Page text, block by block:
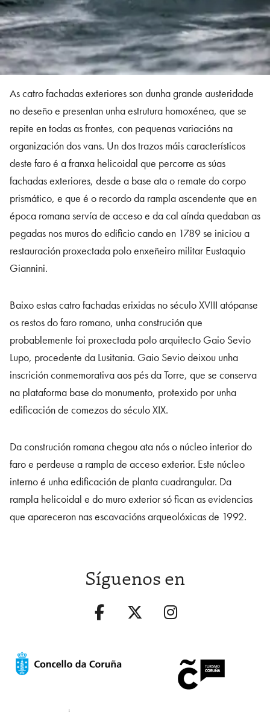
As catro fachadas exteriores son dunha grande austeridade
no deseño e presentan unha estrutura homoxénea, que se
repite en todas as frontes, con pequenas variacións na
organización dos vans. Un dos trazos máis característicos
deste faro é a franxa helicoidal que percorre as súas
fachadas exteriores, desde a base ata o remate do corpo
prismático, e que é o recordo da rampla ascendente que en
época romana servía de acceso e da cal aínda quedaban as
pegadas nos muros do edificio cando en 1789 se iniciou a
restauración proxectada polo enxeñeiro militar Eustaquio
Giannini.
Baixo estas catro fachadas erixidas no século XVIII atópanse
os restos do faro romano, unha construción que
probablemente foi proxectada polo arquitecto Gaio Sevio
Lupo, procedente da Lusitania. Gaio Sevio deixou unha
inscrición conmemorativa aos pés da Torre, que se conserva
na plataforma base do monumento, protexido por unha
edificación de comezos do século XIX.
Da construción romana chegou ata nós o núcleo interior do
faro e perdeuse a rampla de acceso exterior. Este núcleo
interno é unha edificación de planta cuadrangular. Da
rampla helicoidal e do muro exterior só fican as evidencias
que apareceron nas escavacións arqueolóxicas de 1992.
Síguenos en